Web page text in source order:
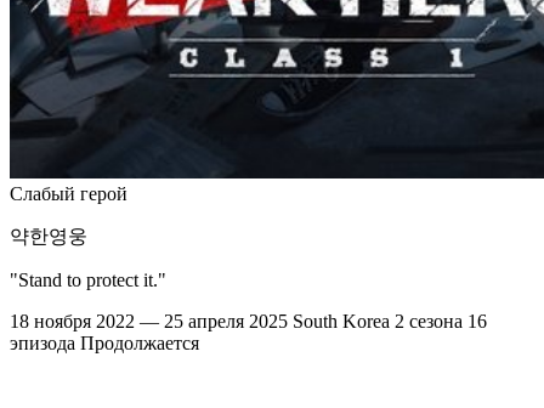
Слабый герой
약한영웅
"Stand to protect it."
18 ноября 2022 — 25 апреля 2025 South Korea 2 сезона 16
эпизода Продолжается